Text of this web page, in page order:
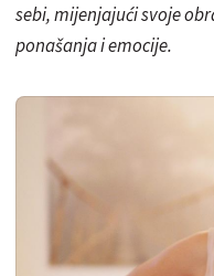
sebi, mijenjajući svoje
ponašanja i emocije.